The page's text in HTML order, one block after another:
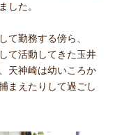
した。
て勤務する傍ら、
て活動してきた玉井
天神崎は幼いころか
まえたりして過ごし